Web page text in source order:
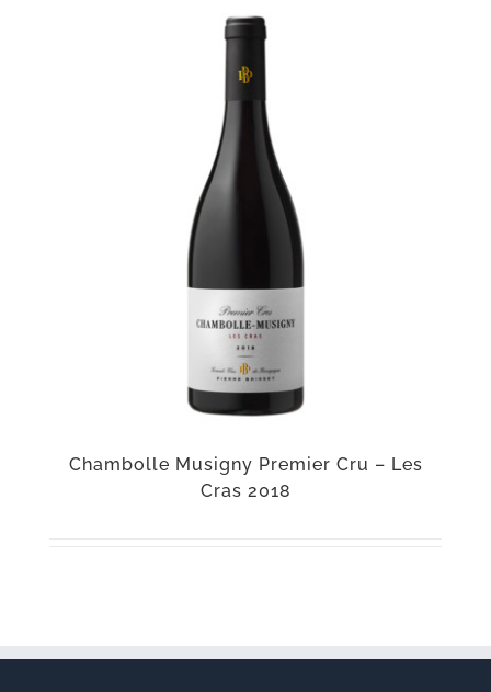
Chambolle Musigny Premier Cru – Les
Cras 2018